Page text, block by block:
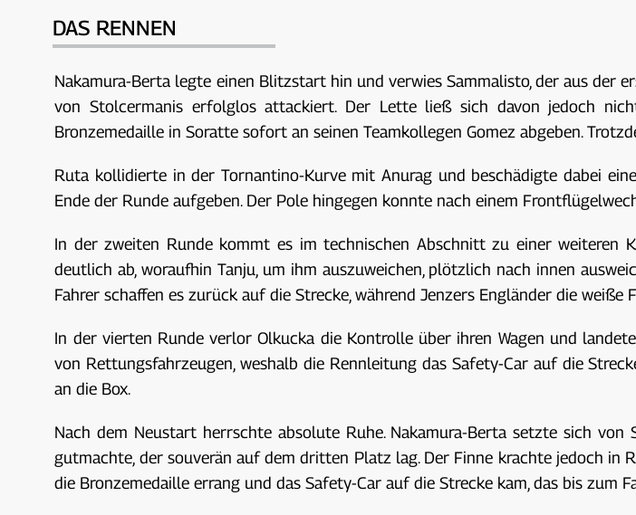
DAS RENNEN
Nakamura-Berta legte einen Blitzstart hin und verwies Sammalisto, der aus der
von Stolcermanis erfolglos attackiert. Der Lette ließ sich davon jedoch
Bronzemedaille in Soratte sofort an seinen Teamkollegen Gomez abgeben.
Ruta kollidierte in der Tornantino-Kurve mit Anurag und beschädigte dabei
Ende der Runde aufgeben. Der Pole hingegen konnte nach einem
In der zweiten Runde kommt es im technischen Abschnitt zu einer weiteren
deutlich ab, woraufhin Tanju, um ihm auszuweichen, plötzlich nach innen
Fahrer schaffen es zurück auf die Strecke, während Jenzers Engländer die weiße
In der vierten Runde verlor Olkucka die Kontrolle über ihren Wagen und
von Rettungsfahrzeugen, weshalb die Rennleitung das Safety-Car auf die
an die Box.
Nach dem Neustart herrschte absolute Ruhe. Nakamura-Berta setzte sich
gutmachte, der souverän auf dem dritten Platz lag. Der Finne krachte jedoch in
die Bronzemedaille errang und das Safety-Car auf die Strecke kam, das bis zum